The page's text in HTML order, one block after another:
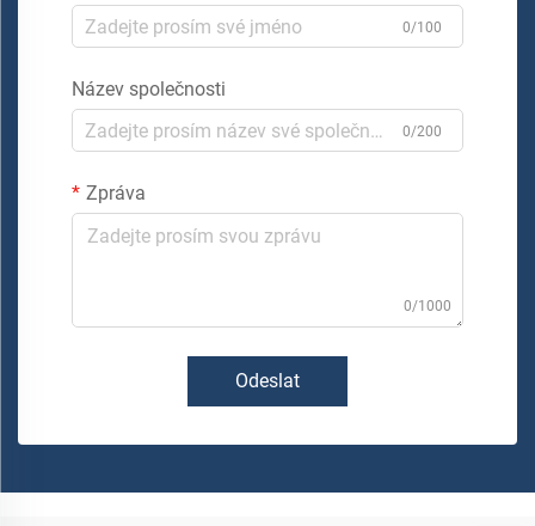
0/100
Název společnosti
0/200
Zpráva
0/1000
Odeslat